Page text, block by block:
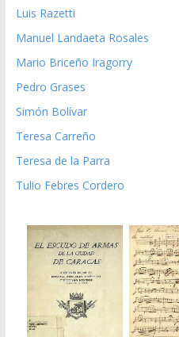
Luis Razetti
Manuel Landaeta Rosales
Mario Briceño Iragorry
Pedro Grases
Simón Bolívar
Teresa Carreño
Teresa de la Parra
Tulio Febres Cordero